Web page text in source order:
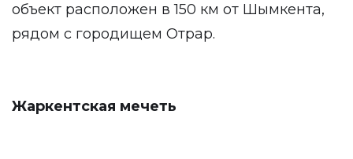
объект расположен в 150 км от Шымкента,
рядом с городищем Отрар.
Жаркентская мечеть